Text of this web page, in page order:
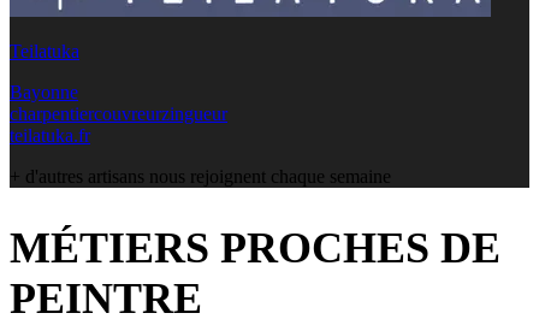
Teilatuka
Bayonne
charpentiercouvreurzingueur
teilatuka.fr
+ d'autres artisans nous rejoignent chaque semaine
MÉTIERS PROCHES DE
PEINTRE